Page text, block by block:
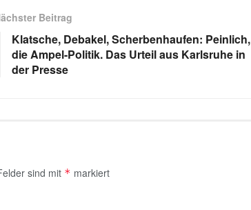
Beitrag
Klatsche, Debakel, Scherbenhaufen: Peinlich,
die Ampel-Politik. Das Urteil aus Karlsruhe in
der Presse
sind mit * markiert